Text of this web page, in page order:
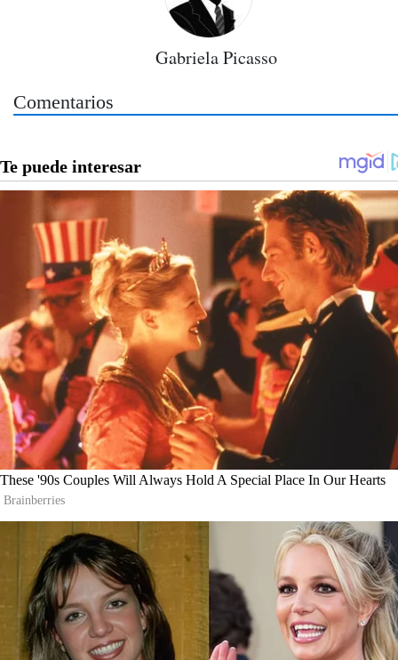
Gabriela Picasso
Comentarios